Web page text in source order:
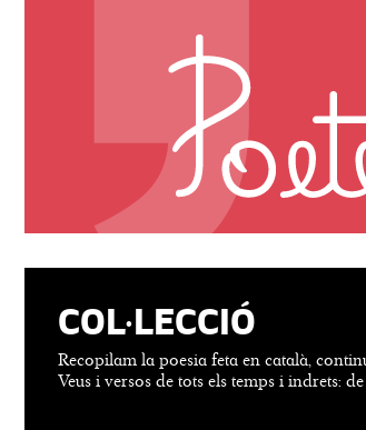
COL·LECCIÓ
Recopilam la poesia feta en català,
Veus i versos de tots els temps i indrets: